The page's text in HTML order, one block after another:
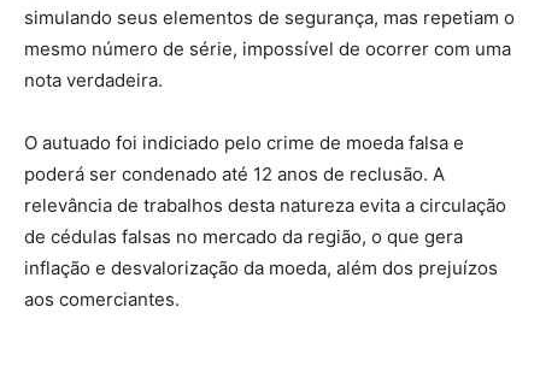
simulando seus elementos de segurança, mas repetiam o
mesmo número de série, impossível de ocorrer com uma
nota verdadeira.
O autuado foi indiciado pelo crime de moeda falsa e
poderá ser condenado até 12 anos de reclusão. A
relevância de trabalhos desta natureza evita a circulação
de cédulas falsas no mercado da região, o que gera
inflação e desvalorização da moeda, além dos prejuízos
aos comerciantes.